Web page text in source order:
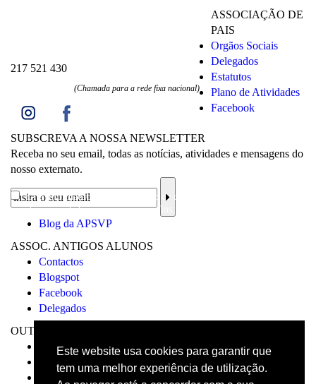
Este website usa cookies para garantir que
tem uma melhor experiência de utilização.
217 521 430
(Chamada para a rede fixa nacional)
SUBSCREVA A NOSSA NEWSLETTER
Receba no seu email, todas as notícias, atividades e mensagens do
nosso externato.
Li a informação sobre a proteção de dados
uso dos meus dados pessoais para os fins mencionados.
ASSOCIAÇÃO DE
PAIS
Orgãos Sociais
Delegados
Estatutos
Plano de Atividades
Facebook
Blog da APSVP
ASSOC. ANTIGOS ALUNOS
Contactos
Blogspot
Facebook
Delegados
OUTROS
Visita Virtual
Livro de reclamações